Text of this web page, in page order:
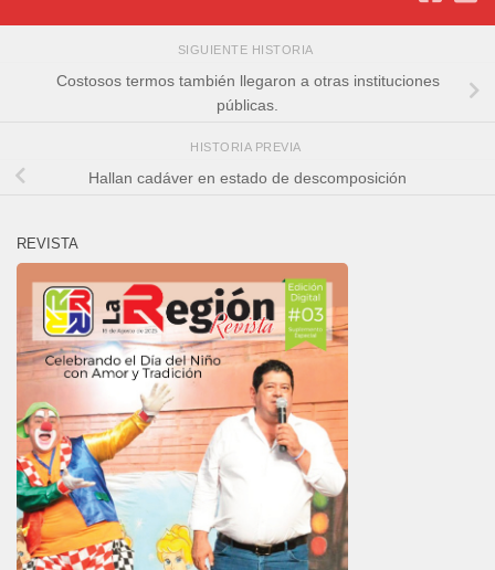
SIGUIENTE HISTORIA
Costosos termos también llegaron a otras instituciones
públicas.
HISTORIA PREVIA
Hallan cadáver en estado de descomposición
REVISTA